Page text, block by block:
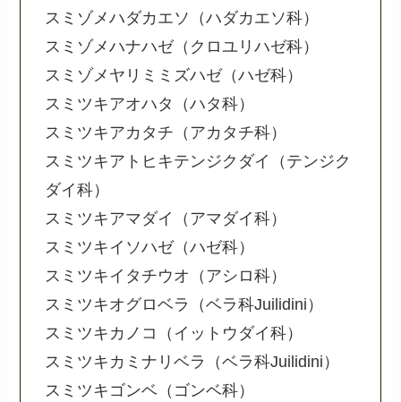
スミゾメハダカエソ（ハダカエソ科）
スミゾメハナハゼ（クロユリハゼ科）
スミゾメヤリミミズハゼ（ハゼ科）
スミツキアオハタ（ハタ科）
スミツキアカタチ（アカタチ科）
スミツキアトヒキテンジクダイ（テンジク
ダイ科）
スミツキアマダイ（アマダイ科）
スミツキイソハゼ（ハゼ科）
スミツキイタチウオ（アシロ科）
スミツキオグロベラ（ベラ科Juilidini）
スミツキカノコ（イットウダイ科）
スミツキカミナリベラ（ベラ科Juilidini）
スミツキゴンベ（ゴンベ科）